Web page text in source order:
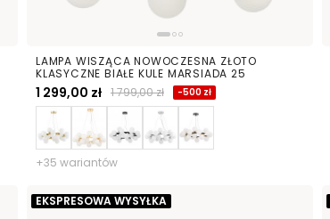
LAMPA WISZĄCA NOWOCZESNA ZŁOTO
KLASYCZNE BIAŁE KULE MARSIADA 25
1 299,00 zł 1 799,00 zł -500 zł
+35 wariantów
EKSPRESOWA WYSYŁKA